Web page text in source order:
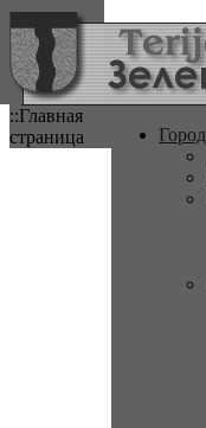
::Главная
страница
Город